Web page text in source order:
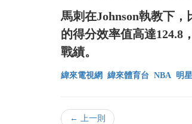
馬刺在Johnson執教下
的得分效率值高達124.8
戰績。
緯來電視網 緯來體育台 NBA 明
← 上一則